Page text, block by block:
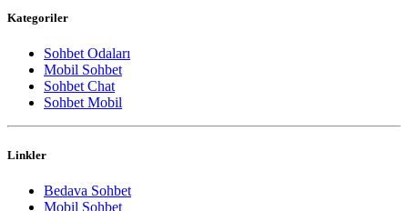
Kategoriler
Sohbet Odaları
Mobil Sohbet
Sohbet Chat
Sohbet Mobil
Linkler
Bedava Sohbet
Mobil Sohbet